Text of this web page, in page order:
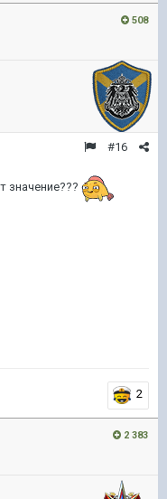
508
#16
значение???
2
2 383